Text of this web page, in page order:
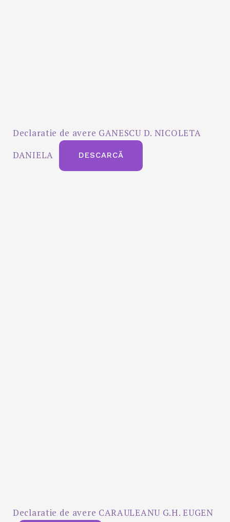
Declaratie de avere GANESCU D. NICOLETA
DANIELA
DESCARCĂ
Declaratie de avere CARAULEANU G.H. EUGEN